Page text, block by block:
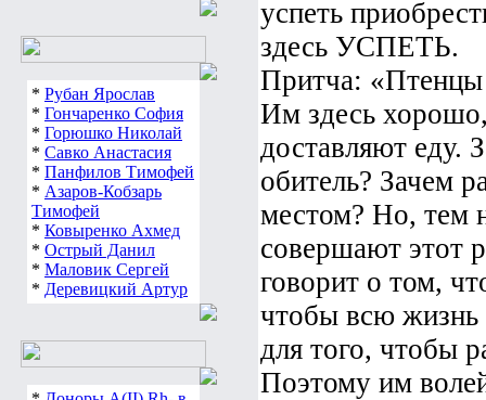
* Рубан Ярослав
* Гончаренко София
* Горюшко Николай
* Савко Анастасия
* Панфилов Тимофей
* Азаров-Кобзарь
Тимофей
* Ковыренко Ахмед
* Острый Данил
* Маловик Сергей
* Деревицкий Артур
успеть
здесь УСПЕТЬ.
Притча: «Птенцы
Им здесь
доставляют еду.
обитель? Зачем
местом? Но, тем
совершают этот
говорит о том,
чтобы всю жизнь
для того, чтобы
Поэтому им